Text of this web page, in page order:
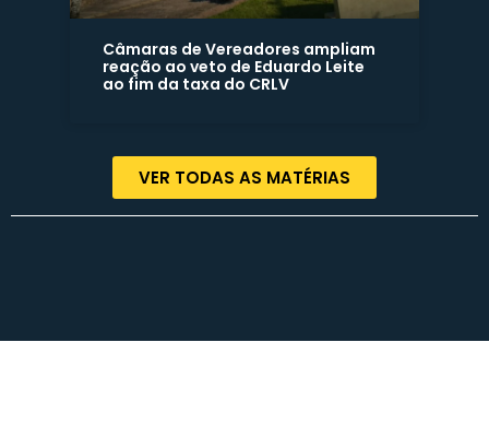
Câmaras de Vereadores ampliam
reação ao veto de Eduardo Leite
ao fim da taxa do CRLV
VER TODAS AS MATÉRIAS